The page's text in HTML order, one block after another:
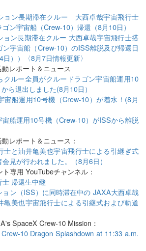
ョン長期滞在クルー 大西卓哉宇宙飛行士
ン宇宙船（Crew-10）帰還（8月10日）
ョン長期滞在クルー 大西卓哉宇宙飛行士搭
ン宇宙船（Crew-10）のISS離脱及び帰還日
））〈8月7日情報更新〉
レポート＆ニュース
クルー全員がクルードラゴン宇宙船運用10
ら退出しました(8月10日）
宙船運用10号機（Crew-10）が着水！(8月
宙船運用10号機（Crew-10）がISSから離脱
レポート＆ニュース：
士と油井亀美也宇宙飛行士による引継ぎ式
見が行われました。（8月6日）
専用 YouTubeチャンネル：
帰還生中継
ョン（ISS）に同時滞在中の JAXA大西卓哉
亀美也宇宙飛行士による引継式および軌道
SpaceX Crew-10 Mission：
Crew-10 Dragon Splashdown at 11:33 a.m.